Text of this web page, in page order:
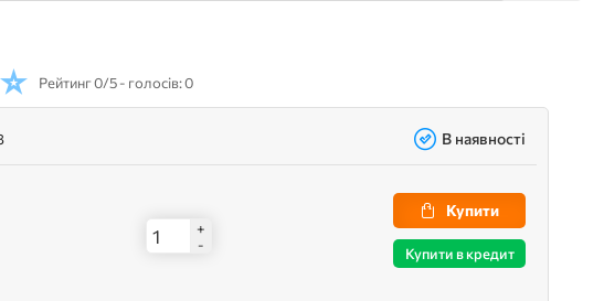
Рейтинг0/5 - голосів: 0
В наявності
+
-
Купити
Купити в кредит